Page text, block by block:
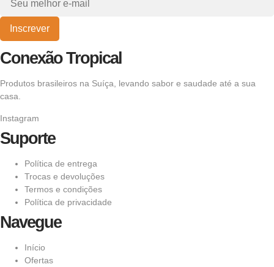
Inscrever
Conexão Tropical
Produtos brasileiros na Suíça, levando sabor e saudade até a sua
casa.
Instagram
Suporte
Política de entrega
Trocas e devoluções
Termos e condições
Política de privacidade
Navegue
Início
Ofertas